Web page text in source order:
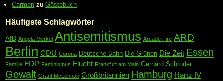
Carmen zuGästebuch
Häufigste Schlagwörter
AfD Angela Merkel Antisemitismus Arcade Fire ARD
Berlin CDU Corona Deutsche Bahn Die Grünen Die Zeit Essen
Familie FDP Feminismus Flucht Frankfurt am Main Gerhard Schröder
Gewalt Grant McLennan Großbritannien Hamburg Hartz IV